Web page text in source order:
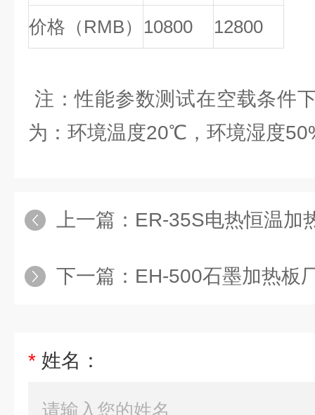
价格（RMB） 10800 12800
注：性能参数测试在空载条件
为：环境温度20℃，环境湿度
上一篇： ER-35S电热恒温加
下一篇： EH-500石墨加热板
* 姓名：